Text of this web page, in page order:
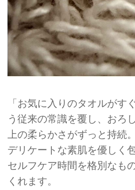
「お気に入りのタオルがす
う従来の常識を覆し、おろ
上の柔らかさがずっと持続
デリケートな素肌を優しく
セルフケア時間を格別なも
くれます。